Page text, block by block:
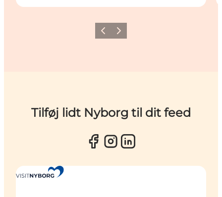
ForrigeNæste
Tilføj lidt Nyborg til dit feed